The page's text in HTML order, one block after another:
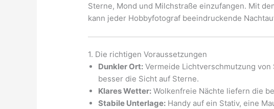
Sterne, Mond und Milchstraße einzufangen. Mit
kann jeder Hobbyfotograf beeindruckende
1. Die richtigen Voraussetzungen
Dunkler Ort: Vermeide Lichtverschmutzung
besser die Sicht auf Sterne.
Klares Wetter: Wolkenfreie Nächte liefern die
Stabile Unterlage: Handy auf ein Stativ, eine